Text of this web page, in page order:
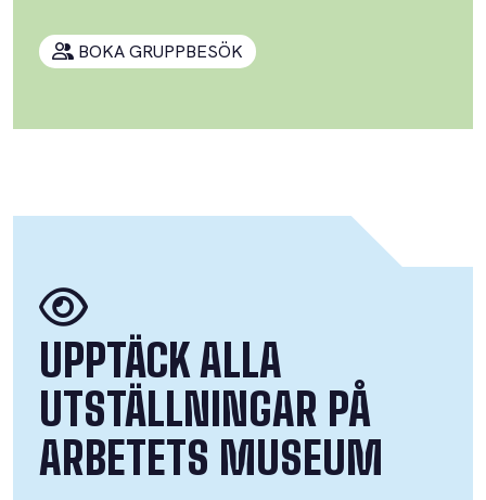
BOKA GRUPPBESÖK
UPPTÄCK ALLA
UTSTÄLLNINGAR PÅ
ARBETETS MUSEUM